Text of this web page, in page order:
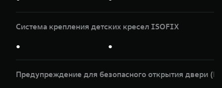
Система крепления детских кресел ISOFIX
● ●
Предупреждение для безопасного открытия двери